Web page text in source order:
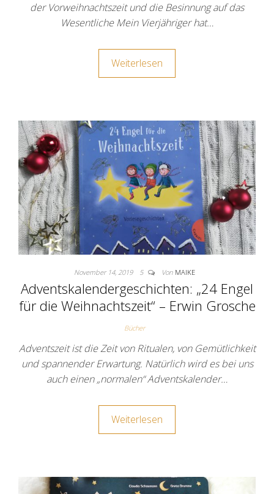
der Vorweihnachtszeit und die Besinnung auf das
Wesentliche Mein Vierjähriger hat…
Weiterlesen
November 14, 2019 5 Von MAIKE
Adventskalendergeschichten: „24 Engel
für die Weihnachtszeit“ – Erwin Grosche
Bücher
Adventszeit ist die Zeit von Ritualen, von Gemütlichkeit
und spannender Erwartung. Natürlich wird es bei uns
auch einen „normalen“ Adventskalender…
Weiterlesen